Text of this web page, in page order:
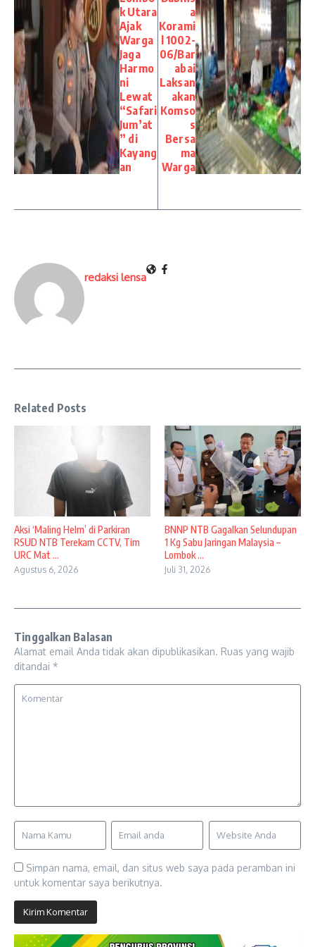
k Utara
Ajak
Warga
Jaga
Harmo
ni
Lewat
“Safari
Jum’at
” di
Kayang
an
a
Korami
l 1002-
06/Bar
abai
Laksan
akan
Komso
s
Bersa
ma
Warga
redaksi lensa
Related Posts
Aksi ‘Maling Helm’ di Parkiran
RSUD NTB Terekam CCTV, Tim
URC Mat ...
Agustus 6, 2026
BNNP NTB Gagalkan Selundupan
1 Kg Sabu Jaringan Malaysia –
Lombok ...
Juli 31, 2026
Tinggalkan Balasan
Alamat email Anda tidak akan dipublikasikan. Ruas yang wajib
ditandai *
Simpan nama, email, dan situs web saya pada peramban ini
untuk komentar saya berikutnya.